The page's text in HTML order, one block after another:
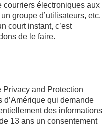
courriers électroniques aux
groupe d’utilisateurs, etc.
court instant, c’est
de le faire.
Privacy and Protection
d’Amérique qui demande
des informations
13 ans un consentement